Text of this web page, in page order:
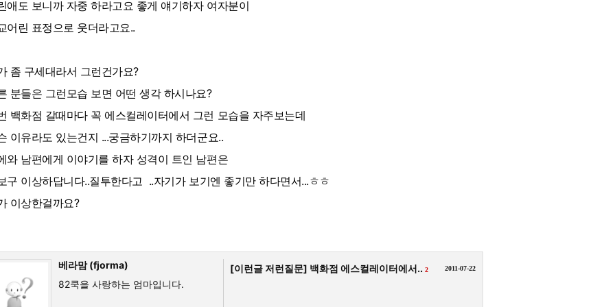
애도 보니까 자중 하라고요 좋게 얘기하자 여자분이
어린 표정으로 웃더라고요..
좀 구세대라서 그런건가요?
분들은 그런모습 보면 어떤 생각 하시나요?
백화점 갈때마다 꼭 에스컬레이터에서 그런 모습을 자주보는데
이유라도 있는건지 ...궁금하기까지 하더군요..
와 남편에게 이야기를 하자 성격이 트인 남편은
구 이상하답니다..질투한다고 ..자기가 보기엔 좋기만 하다면서...ㅎㅎ
이상한걸까요?
베라맘 (fjorma)
82쿡을 사랑하는 엄마입니다.
[이런글 저런질문] 백화점 에스컬레이터에서.. 2 2011-07-22